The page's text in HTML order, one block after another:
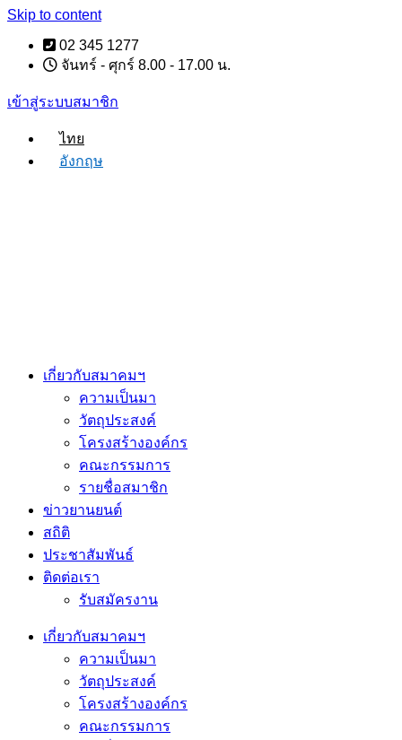
Skip to content
02 345 1277
จันทร์ - ศุกร์ 8.00 - 17.00 น.
เข้าสู่ระบบสมาชิก
ไทย
อังกฤษ
เกี่ยวกับสมาคมฯ
ความเป็นมา
วัตถุประสงค์
โครงสร้างองค์กร
คณะกรรมการ
รายชื่อสมาชิก
ข่าวยานยนต์
สถิติ
ประชาสัมพันธ์
ติดต่อเรา
รับสมัครงาน
เกี่ยวกับสมาคมฯ
ความเป็นมา
วัตถุประสงค์
โครงสร้างองค์กร
คณะกรรมการ